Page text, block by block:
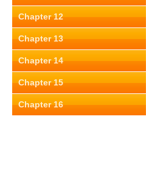
Chapter 12
Chapter 13
Chapter 14
Chapter 15
Chapter 16